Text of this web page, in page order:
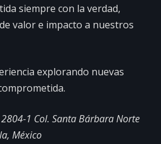
siempre con la verdad,
valor e impacto a nuestros
explorando nuevas
1 Col. Santa Bárbara Norte
México